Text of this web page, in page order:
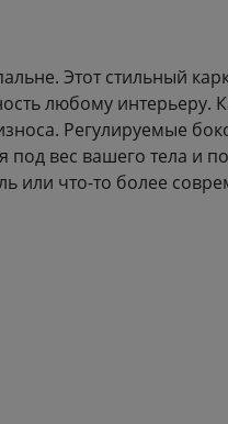
Этот стильный
любому
Регулируемые
вес вашего тела и
что-то более